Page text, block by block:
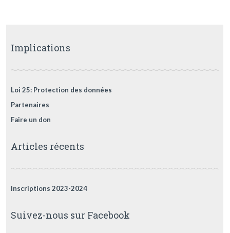
Implications
Loi 25: Protection des données
Partenaires
Faire un don
Articles récents
Inscriptions 2023-2024
Suivez-nous sur Facebook